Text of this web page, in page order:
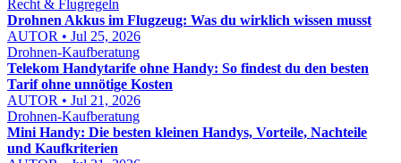
Recht & Flugregeln
Drohnen Akkus im Flugzeug: Was du wirklich wissen musst
AUTOR • Jul 25, 2026
Drohnen-Kaufberatung
Telekom Handytarife ohne Handy: So findest du den besten
Tarif ohne unnötige Kosten
AUTOR • Jul 21, 2026
Drohnen-Kaufberatung
Mini Handy: Die besten kleinen Handys, Vorteile, Nachteile
und Kaufkriterien